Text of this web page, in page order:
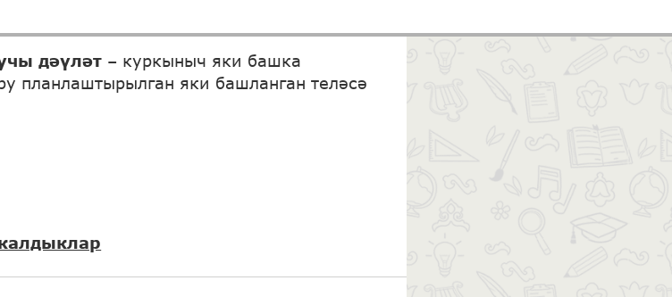
дәүләт – куркыныч яки башка
планлаштырылган яки башланган теләсә